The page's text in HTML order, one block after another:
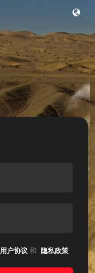
用户协议 和 隐私政策